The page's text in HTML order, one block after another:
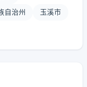
自治州 玉溪市